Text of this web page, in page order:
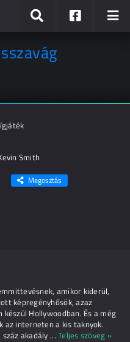
Smith
Megosztás
amikor kiderül,
képregényhősök, azaz
Hollywoodban. És a még
az interneten a kis taknyok.
akadály ... Teljes szöveg »